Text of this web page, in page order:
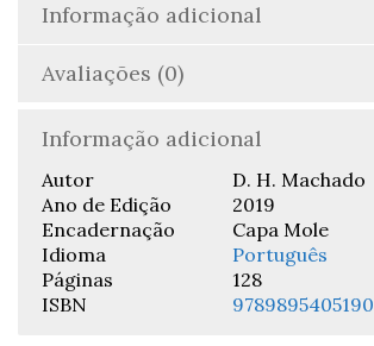
Informação adicional
Avaliações (0)
Informação adicional
Autor
D. H. Machado
Ano de Edição
2019
Encadernação
Capa Mole
Idioma
Português
Páginas
128
ISBN
9789895405190